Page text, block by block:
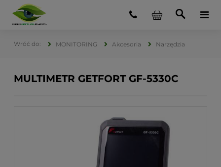
MONITORING Akcesoria Narzędzia
MULTIMETR GETFORT GF-5330C